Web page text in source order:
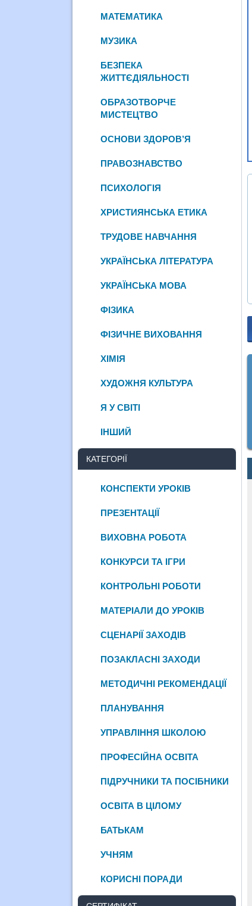
МАТЕМАТИКА
МУЗИКА
БЕЗПЕКА
ЖИТТЄДІЯЛЬНОСТІ
ОБРАЗОТВОРЧЕ
МИСТЕЦТВО
ОСНОВИ ЗДОРОВ’Я
ПРАВОЗНАВСТВО
ПСИХОЛОГІЯ
ХРИСТИЯНСЬКА ЕТИКА
ТРУДОВЕ НАВЧАННЯ
УКРАЇНСЬКА ЛІТЕРАТУРА
УКРАЇНСЬКА МОВА
ФІЗИКА
ФІЗИЧНЕ ВИХОВАННЯ
ХІМІЯ
ХУДОЖНЯ КУЛЬТУРА
Я У СВІТІ
ІНШИЙ
КАТЕГОРІЇ
КОНСПЕКТИ УРОКІВ
ПРЕЗЕНТАЦІЇ
ВИХОВНА РОБОТА
КОНКУРСИ ТА ІГРИ
КОНТРОЛЬНІ РОБОТИ
МАТЕРІАЛИ ДО УРОКІВ
СЦЕНАРІЇ ЗАХОДІВ
ПОЗАКЛАСНІ ЗАХОДИ
МЕТОДИЧНІ РЕКОМЕНДАЦІЇ
ПЛАНУВАННЯ
УПРАВЛІННЯ ШКОЛОЮ
ПРОФЕСІЙНА ОСВІТА
ПІДРУЧНИКИ ТА ПОСІБНИКИ
ОСВІТА В ЦІЛОМУ
БАТЬКАМ
УЧНЯМ
КОРИСНІ ПОРАДИ